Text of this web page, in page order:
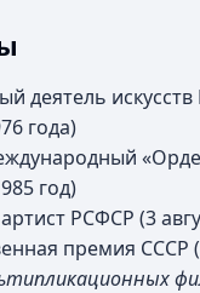
деятель
года)
год)
РСФСР (3
премия СССР